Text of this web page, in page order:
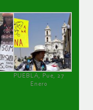
PUEBLA, Pue, 27
Enero